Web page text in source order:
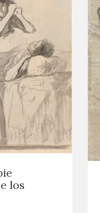
los